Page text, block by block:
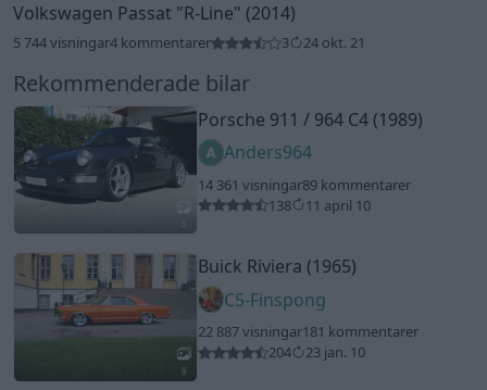
Volkswagen Passat "R-Line" (2014)
5 744 visningar4 kommentarer 3 24 okt. 21
Rekommenderade bilar
Porsche 911 / 964 C4 (1989)
Anders964
14 361 visningar89 kommentarer
138
11 april 10
9
Buick Riviera (1965)
C5-Finspong
22 887 visningar181 kommentarer
204
23 jan. 10